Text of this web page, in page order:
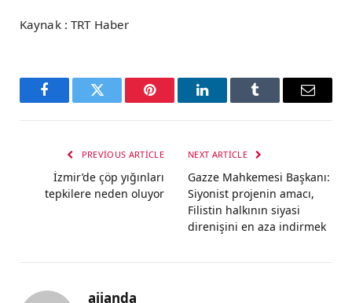
Kaynak : TRT Haber
FacebookTwitter Pinterest LinkedInTumblr Email
PREVIOUS ARTICLE
İzmir’de çöp yığınları
tepkilere neden oluyor
NEXT ARTICLE
Gazze Mahkemesi Başkanı:
Siyonist projenin amacı,
Filistin halkının siyasi
direnişini en aza indirmek
ajjanda